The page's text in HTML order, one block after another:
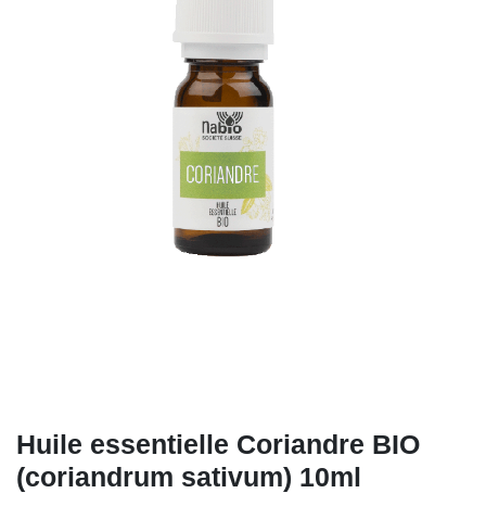
Huile essentielle Coriandre BIO
(coriandrum sativum) 10ml